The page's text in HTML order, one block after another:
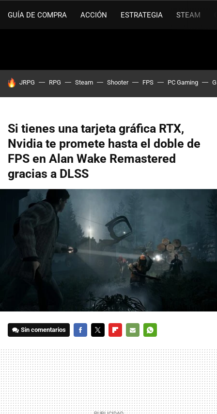
GUÍA DE COMPRA ACCIÓN ESTRATEGIA STEAM
HOY SE HABLA DE
JRPG RPG Steam Shooter FPS PC Gaming
Si tienes una tarjeta gráfica RTX,
Nvidia te promete hasta el doble de
FPS en Alan Wake Remastered
gracias a DLSS
Sin comentarios
MAIL